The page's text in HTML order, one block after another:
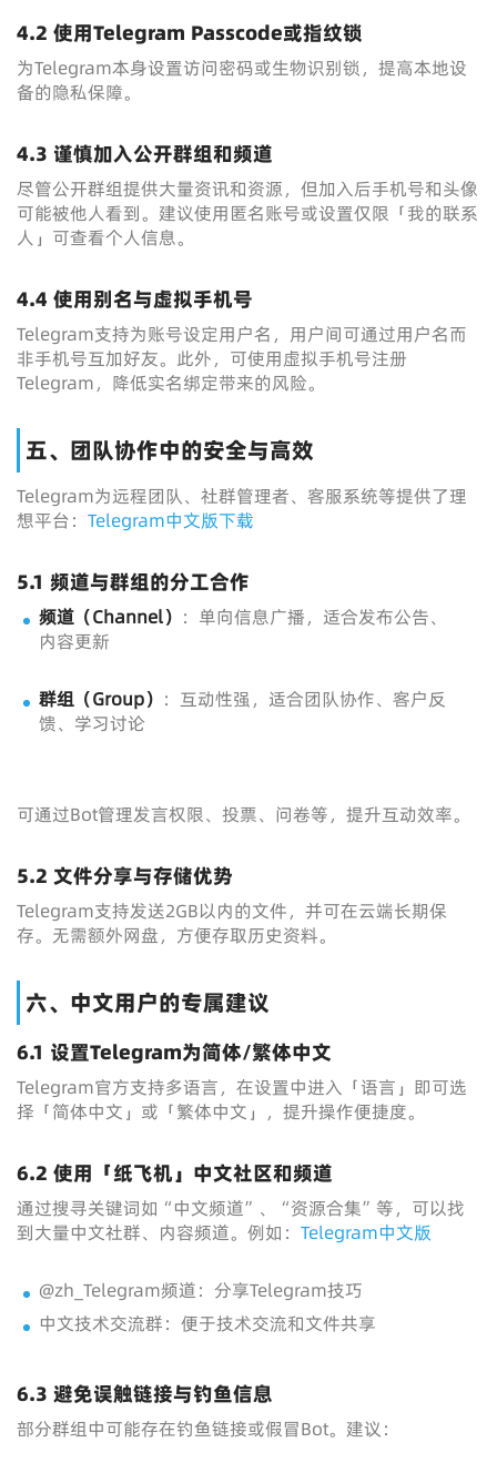
4.2 使用Telegram Passcode或指纹锁
为Telegram本身设置访问密码或生物识别锁，提高本地设
备的隐私保障。
4.3 谨慎加入公开群组和频道
尽管公开群组提供大量资讯和资源，但加入后手机号和头像
可能被他人看到。建议使用匿名账号或设置仅限「我的联系
人」可查看个人信息。
4.4 使用别名与虚拟手机号
Telegram支持为账号设定用户名，用户间可通过用户名而
非手机号互加好友。此外，可使用虚拟手机号注册
Telegram，降低实名绑定带来的风险。
五、团队协作中的安全与高效
Telegram为远程团队、社群管理者、客服系统等提供了理
想平台： Telegram中文版下载
5.1 频道与群组的分工合作
频道（Channel） ：单向信息广播，适合发布公告、
内容更新
群组（Group） ：互动性强，适合团队协作、客户反
馈、学习讨论
可通过Bot管理发言权限、投票、问卷等，提升互动效率。
5.2 文件分享与存储优势
Telegram支持发送2GB以内的文件，并可在云端长期保
存。无需额外网盘，方便存取历史资料。
六、中文用户的专属建议
6.1 设置Telegram为简体/繁体中文
Telegram官方支持多语言，在设置中进入「语言」即可选
择「简体中文」或「繁体中文」，提升操作便捷度。
6.2 使用「纸飞机」中文社区和频道
通过搜寻关键词如“中文频道”、“资源合集”等，可以找
到大量中文社群、内容频道。例如： Telegram中文版
@zh_Telegram频道：分享Telegram技巧
中文技术交流群：便于技术交流和文件共享
6.3 避免误触链接与钓鱼信息
部分群组中可能存在钓鱼链接或假冒Bot。建议：